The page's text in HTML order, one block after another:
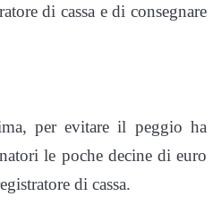
di cassa e di consegnare
per evitare il peggio ha
le poche decine di euro
di cassa.